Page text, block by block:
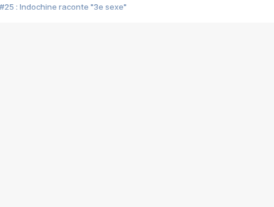
#25 : Indochine raconte "3e sexe"